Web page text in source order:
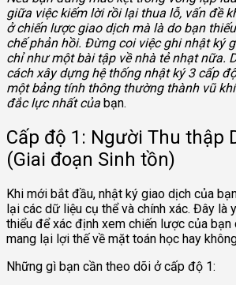
giữa việc kiếm lời rồi lại thua lỗ, vấn đề
ở chiến lược giao dịch mà là do bạn
chế phản hồi. Đừng coi việc ghi nhật ký
chỉ như một bài tập về nhà tẻ nhạt nữa.
cách xây dựng hệ thống nhật ký 3 cấp
một bảng tính thông thường thành vũ
đắc lực nhất của bạn.
Cấp độ 1: Người Thu thập
(Giai đoạn Sinh tồn)
Khi mới bắt đầu, nhật ký giao dịch của
lại các dữ liệu cụ thể và chính xác. Đây là
thiểu để xác định xem chiến lược của
mang lại lợi thế về mặt toán học hay
Những gì bạn cần theo dõi ở cấp độ 1: